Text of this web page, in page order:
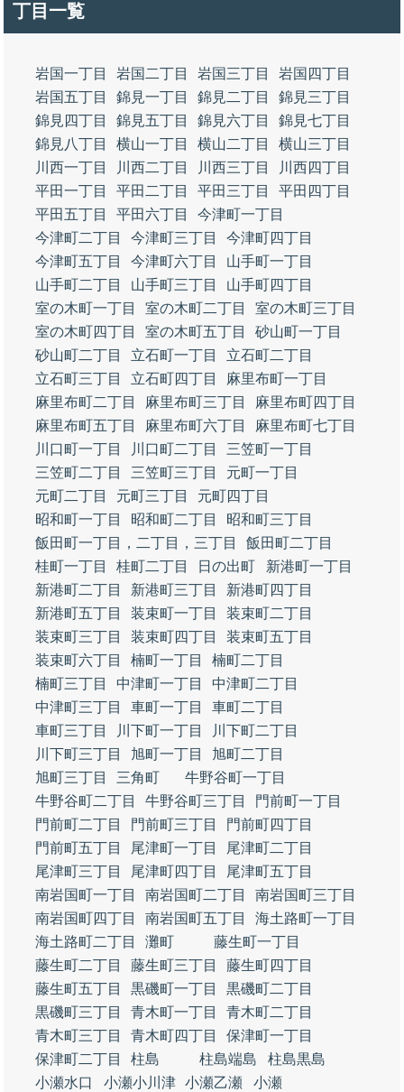
丁目一覧
岩国一丁目 岩国二丁目 岩国三丁目
岩国四丁目
岩国五丁目
錦見一丁目 錦見二丁目
錦見三丁目
錦見四丁目
錦見五丁目 錦見六丁目
錦見七丁目
錦見八丁目
横山一丁目 横山二丁目
横山三丁目
川西一丁目
川西二丁目 川西三丁目
川西四丁目
平田一丁目
平田二丁目 平田三丁目
平田四丁目
平田五丁目
平田六丁目
今津町一丁目
今津町二丁目
今津町三丁目
今津町四丁目
今津町五丁目
今津町六丁目
山手町一丁目
山手町二丁目
山手町三丁目
山手町四丁目
室の木町一丁目
室の木町二丁目
室の木町三丁目
室の木町四丁目
室の木町五丁目
砂山町一丁目
砂山町二丁目
立石町一丁目
立石町二丁目
立石町三丁目
立石町四丁目
麻里布町一丁目
麻里布町二丁目
麻里布町三丁目
麻里布町四丁目
麻里布町五丁目
麻里布町六丁目
麻里布町七丁目
川口町一丁目
川口町二丁目
三笠町一丁目
三笠町二丁目
三笠町三丁目
元町一丁目
元町二丁目
元町三丁目
元町四丁目
昭和町一丁目
昭和町二丁目
昭和町三丁目
飯田町一丁目，二丁目，三丁目
飯田町二丁目
桂町一丁目
桂町二丁目 日の出町
新港町一丁目
新港町二丁目
新港町三丁目
新港町四丁目
新港町五丁目
装束町一丁目
装束町二丁目
装束町三丁目
装束町四丁目
装束町五丁目
装束町六丁目
楠町一丁目
楠町二丁目
楠町三丁目
中津町一丁目
中津町二丁目
中津町三丁目
車町一丁目
車町二丁目
車町三丁目
川下町一丁目
川下町二丁目
川下町三丁目
旭町一丁目
旭町二丁目
旭町三丁目
三角町
牛野谷町一丁目
牛野谷町二丁目
牛野谷町三丁目
門前町一丁目
門前町二丁目
門前町三丁目
門前町四丁目
門前町五丁目
尾津町一丁目
尾津町二丁目
尾津町三丁目
尾津町四丁目
尾津町五丁目
南岩国町一丁目
南岩国町二丁目
南岩国町三丁目
南岩国町四丁目
南岩国町五丁目
海土路町一丁目
海土路町二丁目
灘町
藤生町一丁目
藤生町二丁目
藤生町三丁目
藤生町四丁目
藤生町五丁目
黒磯町一丁目
黒磯町二丁目
黒磯町三丁目
青木町一丁目
青木町二丁目
青木町三丁目
青木町四丁目
保津町一丁目
保津町二丁目
柱島 柱島端島
柱島黒島
小瀬水口
小瀬小川津 小瀬乙瀬 小瀬